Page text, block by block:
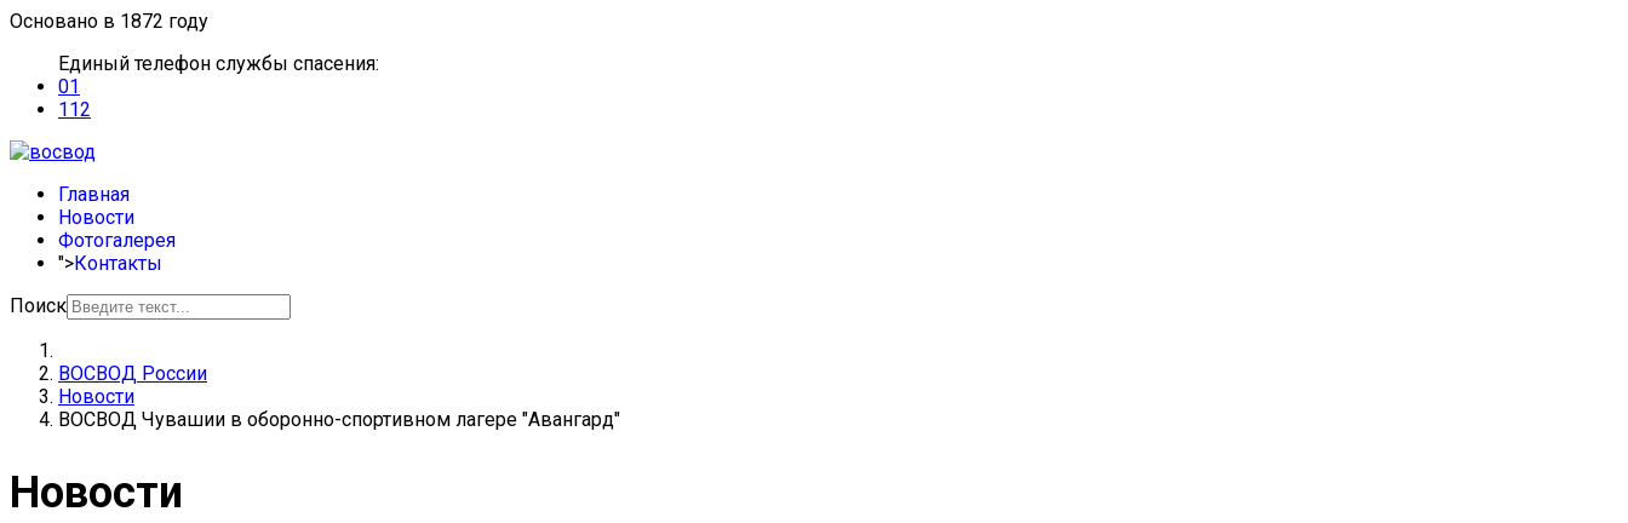
Основано в 1872 году
Единый телефон службы спасения:
01
112
Главная
Новости
Фотогалерея
">Контакты
Поиск
ВОСВОД России
Новости
ВОСВОД Чувашии в оборонно-спортивном лагере "Авангард"
Новости